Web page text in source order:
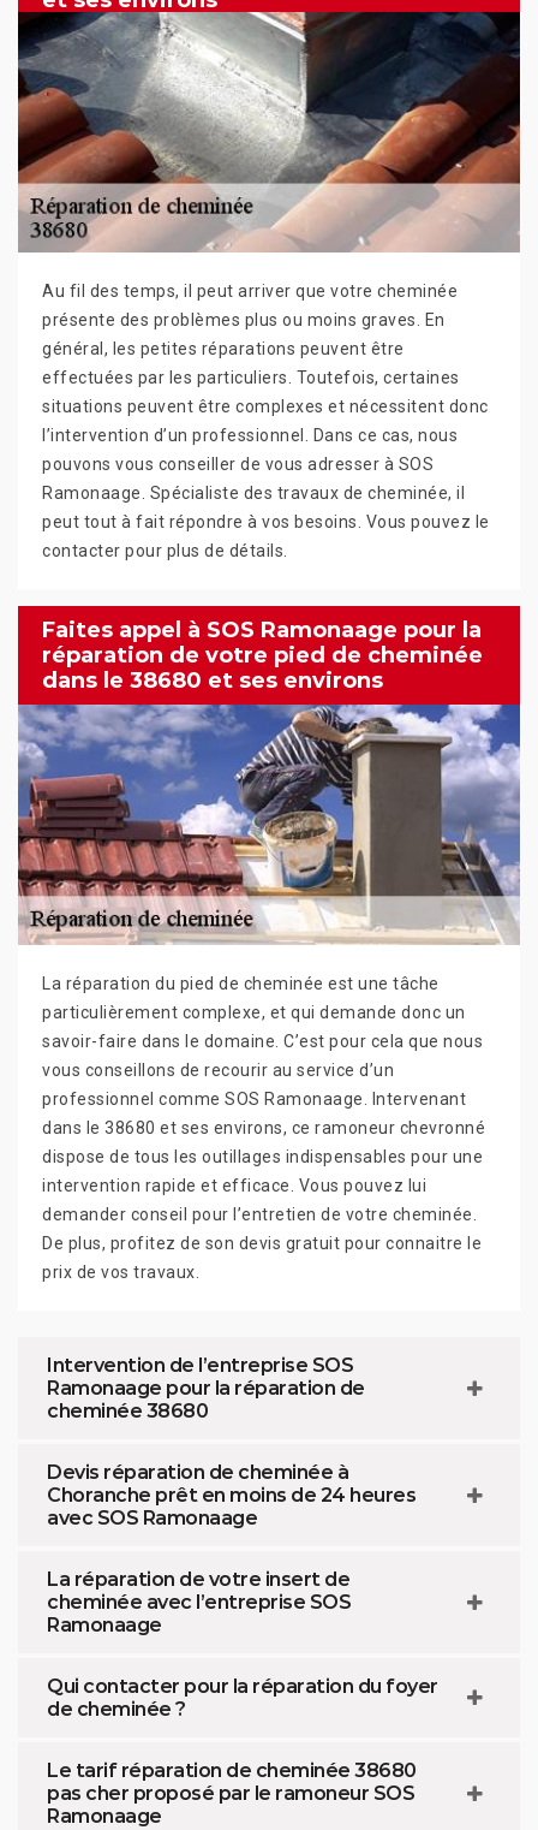
Au fil des temps, il peut arriver que votre cheminée
présente des problèmes plus ou moins graves. En
général, les petites réparations peuvent être
effectuées par les particuliers. Toutefois, certaines
situations peuvent être complexes et nécessitent donc
l’intervention d’un professionnel. Dans ce cas, nous
pouvons vous conseiller de vous adresser à SOS
Ramonaage. Spécialiste des travaux de cheminée, il
peut tout à fait répondre à vos besoins. Vous pouvez le
contacter pour plus de détails.
Faites appel à SOS Ramonaage pour la
réparation de votre pied de cheminée
dans le 38680 et ses environs
La réparation du pied de cheminée est une tâche
particulièrement complexe, et qui demande donc un
savoir-faire dans le domaine. C’est pour cela que nous
vous conseillons de recourir au service d’un
professionnel comme SOS Ramonaage. Intervenant
dans le 38680 et ses environs, ce ramoneur chevronné
dispose de tous les outillages indispensables pour une
intervention rapide et efficace. Vous pouvez lui
demander conseil pour l’entretien de votre cheminée.
De plus, profitez de son devis gratuit pour connaitre le
prix de vos travaux.
Intervention de l’entreprise SOS
Ramonaage pour la réparation de
cheminée 38680
Devis réparation de cheminée à
Choranche prêt en moins de 24 heures
avec SOS Ramonaage
La réparation de votre insert de
cheminée avec l’entreprise SOS
Ramonaage
Qui contacter pour la réparation du foyer
de cheminée ?
Le tarif réparation de cheminée 38680
pas cher proposé par le ramoneur SOS
Ramonaage